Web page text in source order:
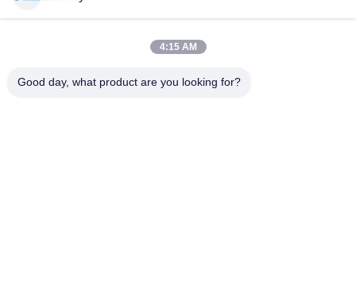
4:15 AM
Good day, what product are you looking for?